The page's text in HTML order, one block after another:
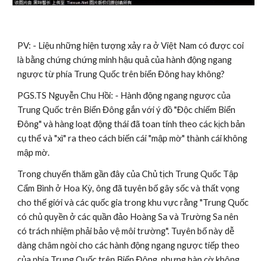
PV: - Liệu những hiện tượng xảy ra ở Việt Nam có được coi
là bằng chứng chứng minh hậu quả của hành động ngang
ngược từ phía Trung Quốc trên biển Đông hay không?
PGS.TS Nguyễn Chu Hồi: - Hành động ngang ngược của
Trung Quốc trên Biển Đông gắn với ý đồ "Độc chiếm Biển
Đông" và hàng loạt động thái đã toan tính theo các kịch bản
cụ thể và "xì" ra theo cách biến cái "mập mờ" thành cái không
mập mờ.
Trong chuyến thăm gần đây của Chủ tịch Trung Quốc Tập
Cẩm Bình ở Hoa Kỳ, ông đã tuyên bố gây sốc và thất vọng
cho thế giới và các quốc gia trong khu vực rằng "Trung Quốc
có chủ quyền ở các quần đảo Hoàng Sa và Trường Sa nên
có trách nhiệm phải bảo vệ môi trường". Tuyên bố này dễ
dàng châm ngòi cho các hành động ngang ngược tiếp theo